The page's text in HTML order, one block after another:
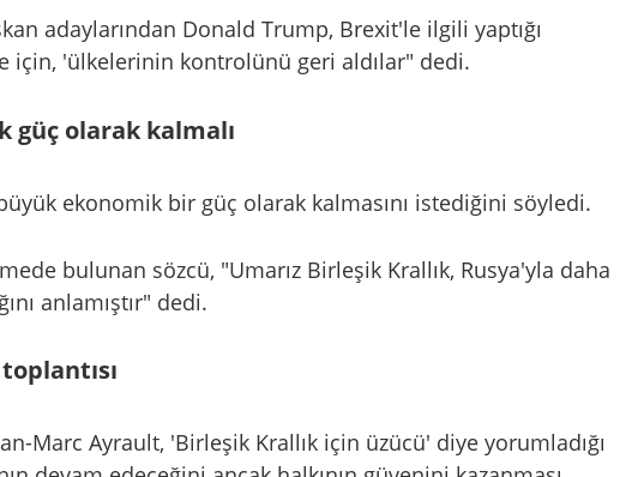
adaylarından Donald Trump, Brexit'le ilgili yaptığı
için, 'ülkelerinin kontrolünü geri aldılar" dedi.
güç olarak kalmalı
ekonomik bir güç olarak kalmasını istediğini söyledi.
bulunan sözcü, "Umarız Birleşik Krallık, Rusya'yla daha
anlamıştır" dedi.
Marc Ayrault, 'Birleşik Krallık için üzücü' diye yorumladığı